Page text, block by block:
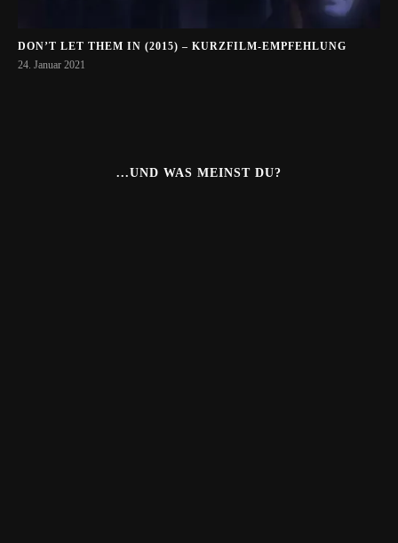
DON’T LET THEM IN (2015) – KURZFILM-EMPFEHLUNG
24. Januar 2021
...UND WAS MEINST DU?